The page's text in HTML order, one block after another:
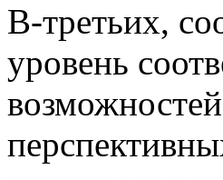
В-третьих,
уровень